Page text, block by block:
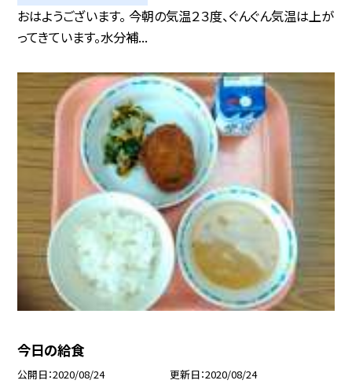
おはようございます。 今朝の気温２３度、ぐんぐん気温は上が
ってきています。水分補...
今日の給食
公開日 2020/08/24 更新日 2020/08/24